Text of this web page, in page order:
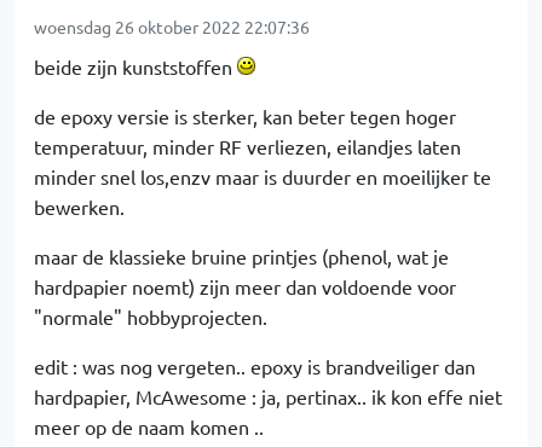
woensdag 26 oktober 2022 22:07:36
beide zijn kunststoffen
de epoxy versie is sterker, kan beter tegen hoger
temperatuur, minder RF verliezen, eilandjes laten
minder snel los,enzv maar is duurder en moeilijker te
bewerken.
maar de klassieke bruine printjes (phenol, wat je
hardpapier noemt) zijn meer dan voldoende voor
"normale" hobbyprojecten.
edit : was nog vergeten.. epoxy is brandveiliger dan
hardpapier, McAwesome : ja, pertinax.. ik kon effe niet
meer op de naam komen ..